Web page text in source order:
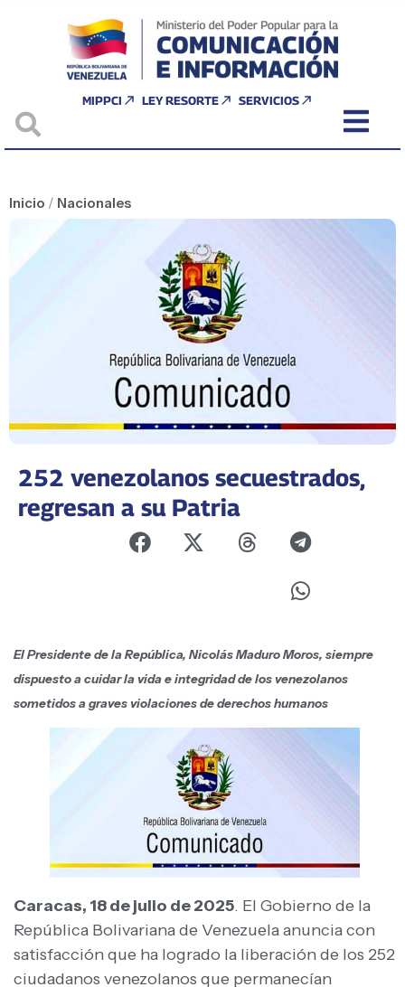
MIPPCI LEY RESORTE SERVICIOS
Inicio / Nacionales
252 venezolanos secuestrados,
regresan a su Patria
El Presidente de la República, Nicolás Maduro Moros, siempre
dispuesto a cuidar la vida e integridad de los venezolanos
sometidos a graves violaciones de derechos humanos
Caracas, 18 de julio de 2025. El Gobierno de la
República Bolivariana de Venezuela anuncia con
satisfacción que ha logrado la liberación de los 252
ciudadanos venezolanos que permanecían